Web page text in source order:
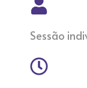
Sessão